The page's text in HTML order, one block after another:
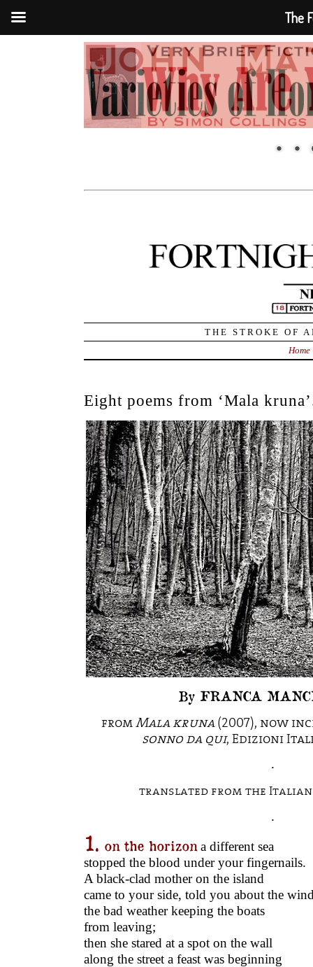
THE STROKE OF
Home
Eight poems from ‘Mala
By FRANCA
fromMala kruna(2007), now
sonno da qui, Edizioni
.
translated from the Italian
.
1. on the horizon a different sea
stopped the blood under your fingernails.
A black-clad mother on the island
came to your side, told you about the
the bad weather keeping the boats
from leaving;
then she stared at a spot on the wall
along the street a feast was beginning
The